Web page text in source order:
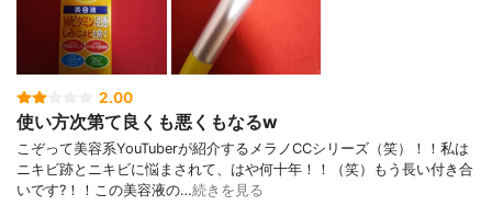
2.00
使い方次第て良くも悪くもなるw
こぞって美容系YouTuberが紹介するメラノCCシリーズ（笑）！！私は
ニキビ跡とニキビに悩まされて、はや何十年！！（笑）もう長い付き合
いです?！！この美容液の…続きを見る